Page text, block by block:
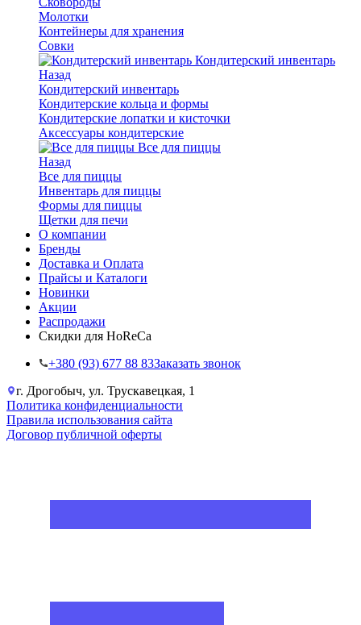
Молотки
Контейнеры для хранения
Совки
Кондитерский инвентарь
Назад
Кондитерский инвентарь
Кондитерские кольца и формы
Кондитерские лопатки и кисточки
Аксессуары кондитерские
Все для пиццы
Назад
Все для пиццы
Инвентарь для пиццы
Формы для пиццы
Щетки для печи
О компании
Бренды
Доставка и Оплата
Прайсы и Каталоги
Новинки
Акции
Распродажи
Скидки для HoReCa
+38‎0 (93) 677 88 83Заказать звонок
г. Дрогобыч, ул. Трускавецкая, 1
Политика конфиденциальности
Правила использования сайта
Договор публичной оферты